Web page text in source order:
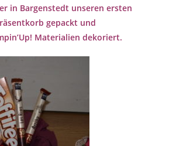
in Bargenstedt unseren ersten
gepackt und
Materialien dekoriert.